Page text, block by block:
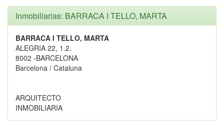
Inmobiliarias: BARRACA I TELLO, MARTA
BARRACA I TELLO, MARTA
ALEGRIA 22, 1.2.
8002 -BARCELONA
Barcelona / Cataluna
ARQUITECTO
INMOBILIARIA